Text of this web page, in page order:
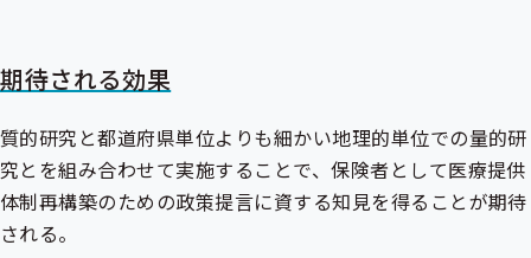
期待される効果
質的研究と都道府県単位よりも細かい地理的単位での量的研
究とを組み合わせて実施することで、保険者として医療提供
体制再構築のための政策提言に資する知見を得ることが期待
される。